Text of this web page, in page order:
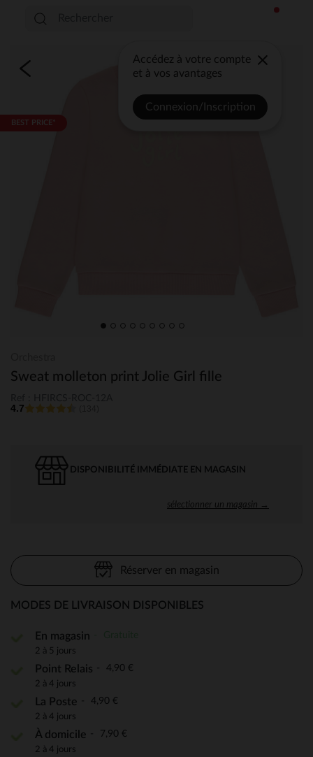
Accédez à votre compte
et à vos avantages
Connexion/Inscription
BEST PRICE*
Sweat molleton print Jolie Girl fille
4.7
DISPONIBILITÉ IMMÉDIATE EN MAGASIN
sélectionner un magasin →
Réserver en magasin
MODES DE LIVRAISON DISPONIBLES
En magasin
2 à 5 jours
Point Relais 4,90 €
2 à 4 jours
La Poste 4,90 €
2 à 4 jours
À domicile 7,90 €
2 à 4 jours